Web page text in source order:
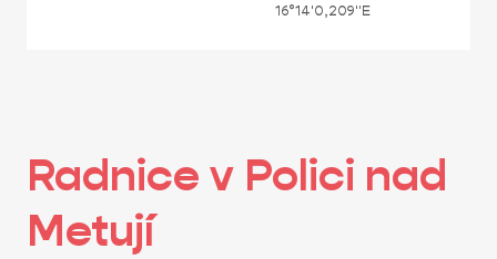
16°14'0,209"E
Radnice v Polici nad
Metují